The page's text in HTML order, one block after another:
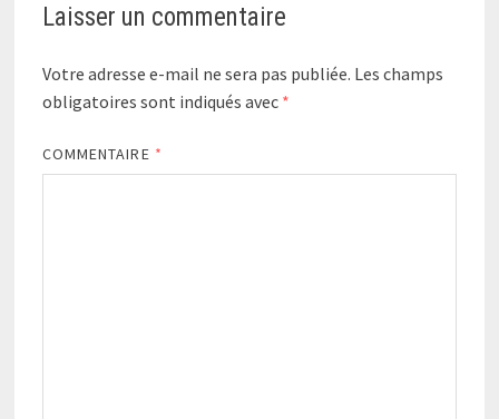
Laisser un commentaire
Votre adresse e-mail ne sera pas publiée. Les champs
obligatoires sont indiqués avec *
COMMENTAIRE *